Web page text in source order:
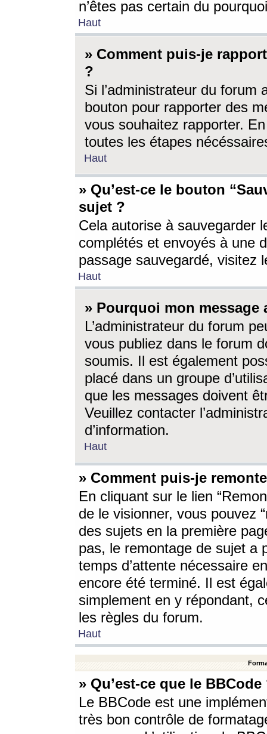
n’êtes pas certain du
Haut
» Comment puis-je
?
Si l’administrateur du forum
bouton pour rapporter des
vous souhaitez rapporter.
toutes les étapes
Haut
» Qu’est-ce le bouton
sujet ?
Cela autorise à sauvegarder
complétés et envoyés à une
passage sauvegardé, visitez
Haut
» Pourquoi mon message
L’administrateur du forum
vous publiez dans le forum
soumis. Il est également
placé dans un groupe
que les messages doivent
Veuillez contacter
d’information.
Haut
» Comment puis-je
En cliquant sur le lien
de le visionner, vous pouvez
des sujets en la première
pas, le remontage de sujet a
temps d’attente nécessaire
encore été terminé. Il est
simplement en y répondant,
les règles du forum.
Haut
» Qu’est-ce que le BBCode
Le BBCode est une
très bon contrôle de